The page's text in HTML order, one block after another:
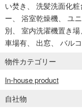
い焚き
洗髪洗面化粧
ー
浴室乾燥機 ユ
別
室内洗濯機置き場
車場有
出窓 バル
物件カテゴリー
In-house product
自社物